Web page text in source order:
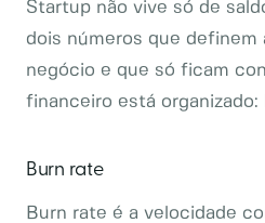
Startup não vive só de
dois números que definem
negócio e que só ficam
financeiro está organizado:
Burn rate
Burn rate é a velocidade